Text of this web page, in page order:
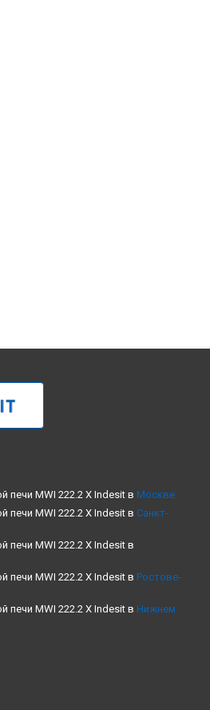
печи MWI 222.2 X Indesit в Москве
печи MWI 222.2 X Indesit в Санкт-
печи MWI 222.2 X Indesit в
печи MWI 222.2 X Indesit в Ростове-
печи MWI 222.2 X Indesit в Нижнем
MWI 222.2 X Indesit в